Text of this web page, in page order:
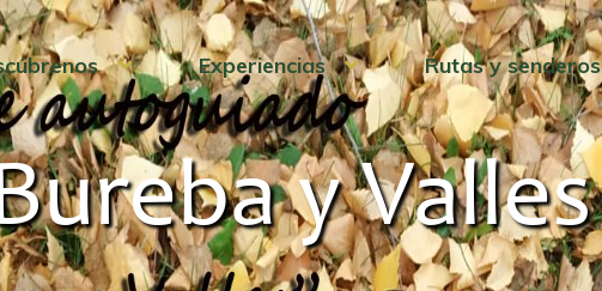
Experiencias Rutas y senderos
y Valles